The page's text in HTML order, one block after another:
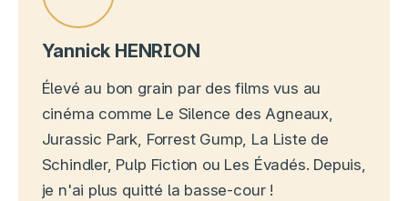
Yannick HENRION
Élevé au bon grain par des films vus au
cinéma comme Le Silence des Agneaux,
Jurassic Park, Forrest Gump, La Liste de
Schindler, Pulp Fiction ou Les Évadés. Depuis,
je n'ai plus quitté la basse-cour !